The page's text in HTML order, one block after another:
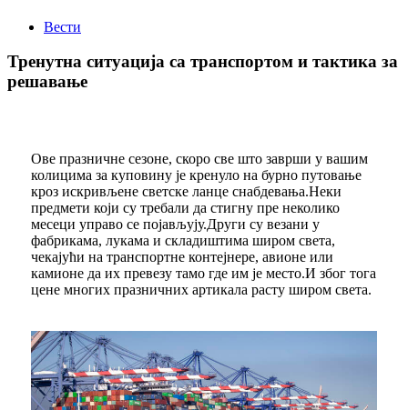
Вести
Тренутна ситуација са транспортом и тактика за
решавање
Ове празничне сезоне, скоро све што заврши у вашим
колицима за куповину је кренуло на бурно путовање
кроз искривљене светске ланце снабдевања.Неки
предмети који су требали да стигну пре неколико
месеци управо се појављују.Други су везани у
фабрикама, лукама и складиштима широм света,
чекајући на транспортне контејнере, авионе или
камионе да их превезу тамо где им је место.И због тога
цене многих празничних артикала расту широм света.